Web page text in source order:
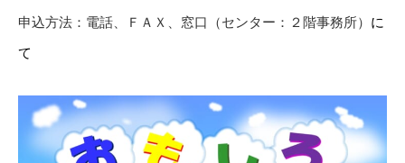
申込方法：電話、ＦＡＸ、窓口（センター：２階事務所） に
て